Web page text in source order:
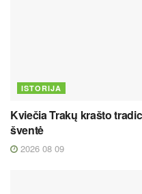
ISTORIJA
Kviečia Trakų krašto
šventė
2026 08 09